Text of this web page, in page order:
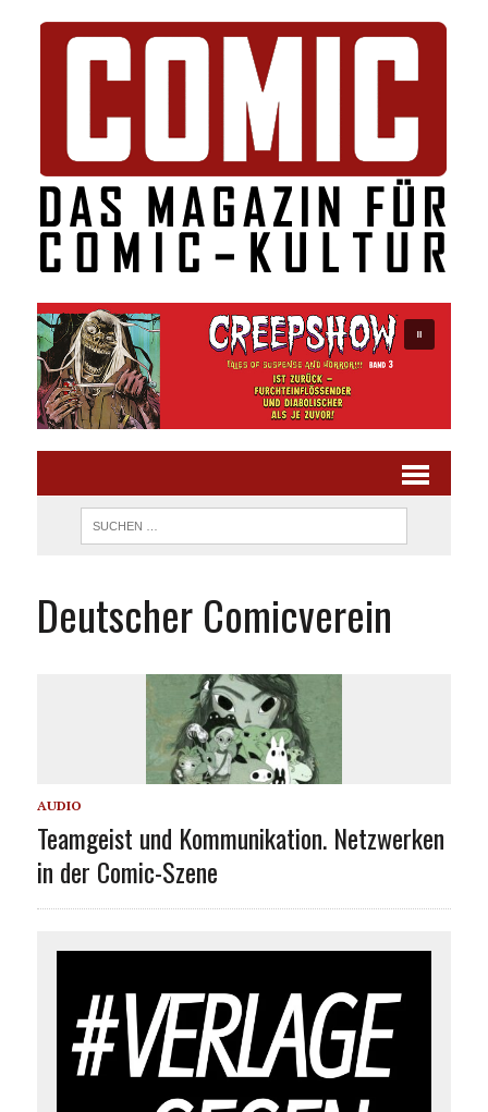
Deutscher Comicverein
AUDIO
Teamgeist und Kommunikation. Netzwerken
in der Comic-Szene